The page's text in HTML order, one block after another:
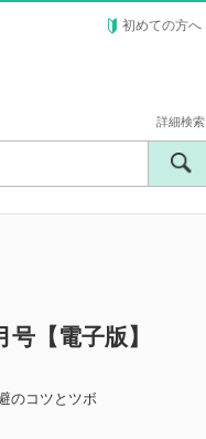
初めての方へ
詳細検索
【電子版】
のコツとツボ